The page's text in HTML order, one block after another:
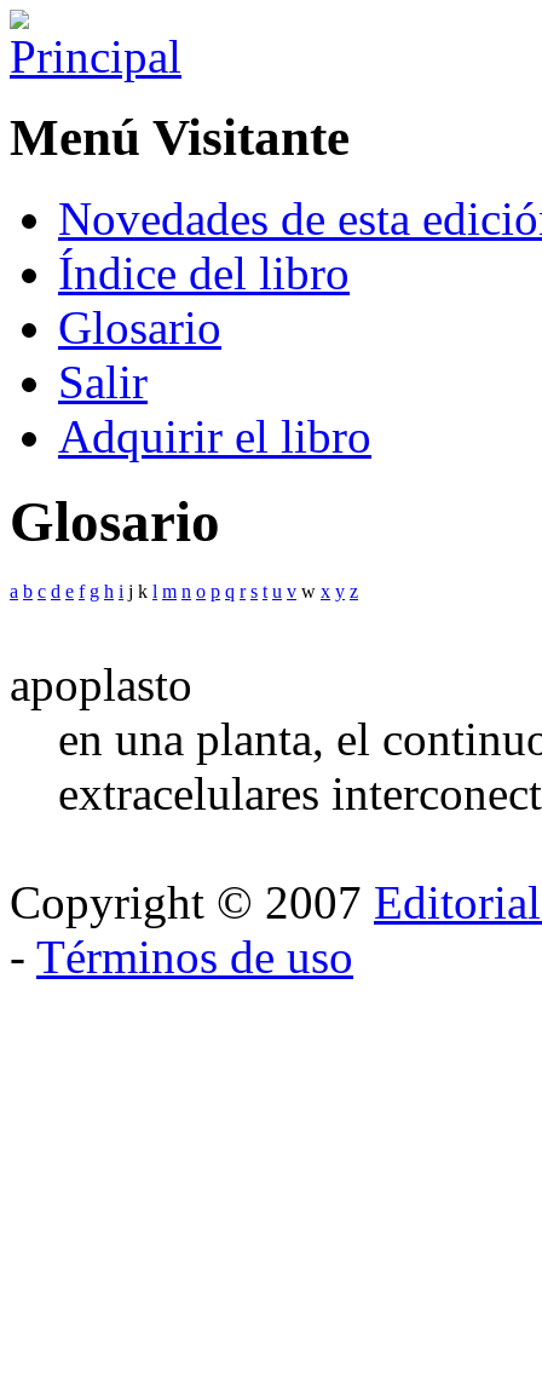
Menú Visitante
Novedades de esta
Índice del libro
Glosario
Salir
Adquirir el libro
Glosario
a b c d e f g h i j k l m n o p q r s t u v w x y z
apoplasto
en una planta, el
extracelulares
Copyright © 2007
- Términos de uso